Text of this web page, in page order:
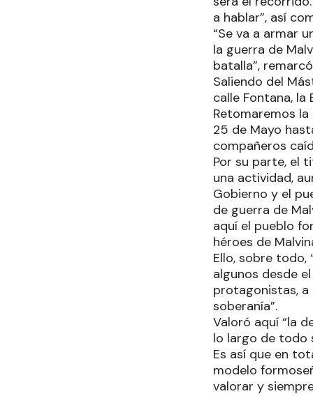
a hablar”, así
“Se va a armar
la guerra de
batalla”,
Saliendo del
calle Fontana, la
Retomaremos
25 de Mayo
compañeros
Por su parte, el
una actividad,
Gobierno y el
de guerra de
aquí el pueblo
héroes de
Ello, sobre
algunos desde
protagonistas, a
soberanía”.
Valoró aquí “la
lo largo de todo
Es así que en
modelo
valorar y